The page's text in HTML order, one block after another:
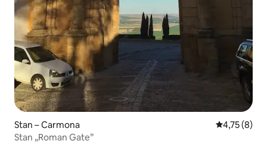
Stan – Carmona Prosječna
4,75 (8)
Stan „Roman Gate”